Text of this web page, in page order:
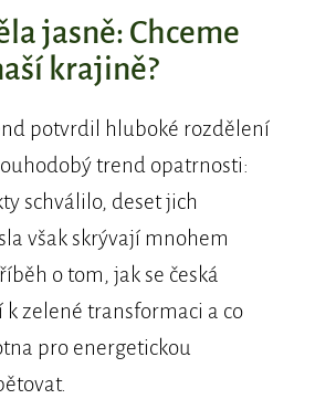
jasně: Chceme
krajině?
potvrdil hluboké rozdělení
trend opatrnosti:
schválilo, deset jich
však skrývají mnohem
o tom, jak se česká
k zelené transformaci a co
pro energetickou